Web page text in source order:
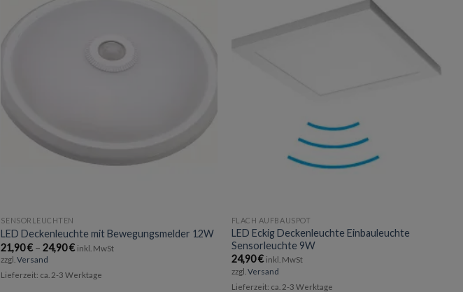
wishlist
SENSORLEUCHTEN
LED Deckenleuchte mit Bewegungsmelder 12W
21,90€ –24,90€Preisspanne:
24,90 €
inkl. MwSt
zzgl.Versand
Lieferzeit: ca. 2-3 Werktage
FLACH AUFBAUSPOT
LED Eckig Deckenleuchte Einbauleuchte
Sensorleuchte 9W
24,90€ inkl. MwSt
zzgl. Versand
Lieferzeit: ca. 2-3 Werktage